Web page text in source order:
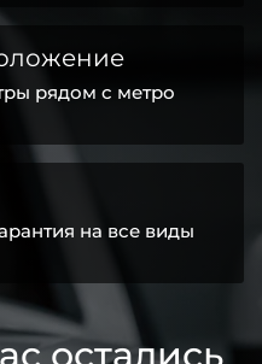
рядом с метро
на все виды
остались